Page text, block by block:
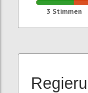
3 Stimmen